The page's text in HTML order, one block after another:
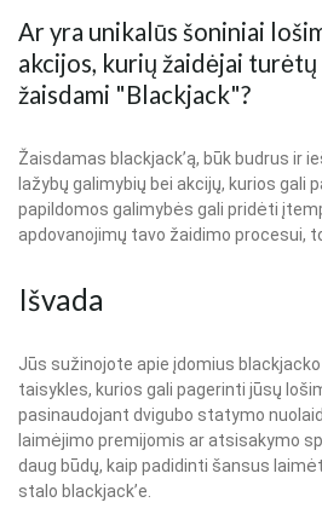
Ar yra unikalūs šoniniai
akcijos, kurių žaidėjai
žaisdami "Blackjack"?
Žaisdamas blackjack’ą, būk budrus ir
lažybų galimybių bei akcijų, kurios gali
papildomos galimybės gali pridėti
apdovanojimų tavo žaidimo procesui,
Išvada
Jūs sužinojote apie įdomius
taisykles, kurios gali pagerinti jūsų
pasinaudojant dvigubo statymo
laimėjimo premijomis ar atsisakymo
daug būdų, kaip padidinti šansus
stalo blackjack’e.